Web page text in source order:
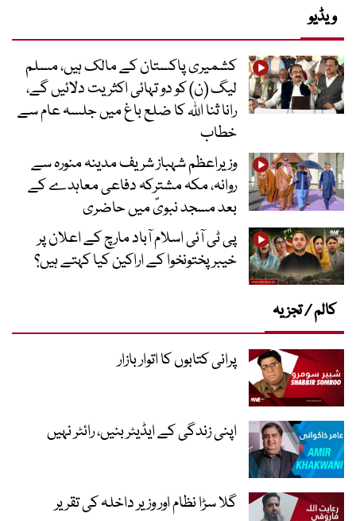
ویڈیو
کشمیری پاکستان کے مالک ہیں، مسلم
لیگ (ن) کو دو تہائی اکثریت دلائیں گے،
رانا ثنا اللہ کا ضلع باغ میں جلسہ عام سے
خطاب
وزیراعظم شہباز شریف مدینہ منورہ سے
روانہ، مکہ مشترکہ دفاعی معاہدے کے
بعد مسجد نبویؐ میں حاضری
پی ٹی آئی اسلام آباد مارچ کے اعلان پر
خیبر پختونخوا کے اراکین کیا کہتے ہیں؟
کالم / تجزیہ
پرانی کتابوں کا اتوار بازار
اپنی زندگی کے ایڈیٹر بنیں، رائٹر نہیں
گلا سڑا نظام اور وزیر داخلہ کی تقریر